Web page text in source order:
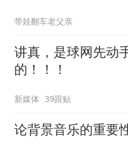
带娃翻车老父亲
讲真，是球网先动
的！！！
新媒体 39跟贴
论背景音乐的重要